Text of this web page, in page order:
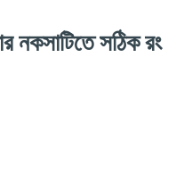
নকসাটিতে সঠিক রং